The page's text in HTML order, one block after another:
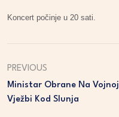
Koncert počinje u 20 sati.
PREVIOUS
Ministar Obrane Na Vojnoj
Vježbi Kod Slunja